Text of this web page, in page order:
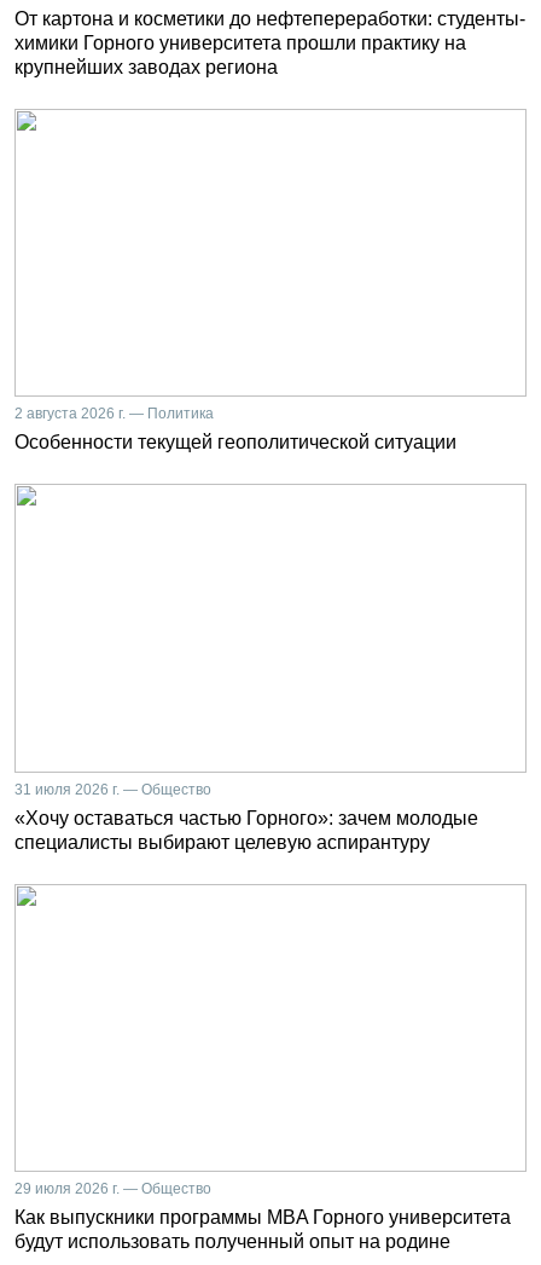
От картона и косметики до нефтепереработки: студенты-
химики Горного университета прошли практику на
крупнейших заводах региона
2 августа 2026 г. — Политика
Особенности текущей геополитической ситуации
31 июля 2026 г. — Общество
«Хочу оставаться частью Горного»: зачем молодые
специалисты выбирают целевую аспирантуру
29 июля 2026 г. — Общество
Как выпускники программы MBA Горного университета
будут использовать полученный опыт на родине